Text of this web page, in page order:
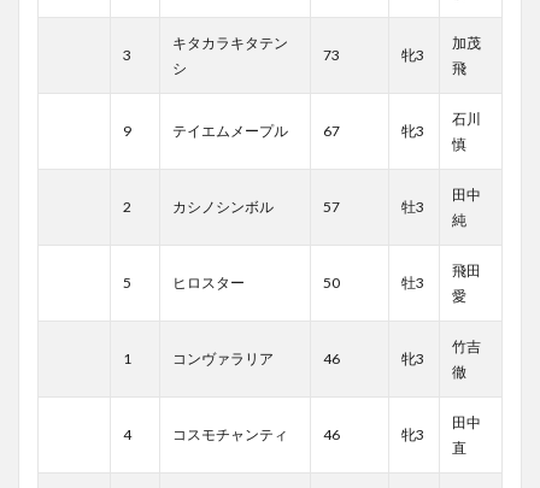
3
キタカラキタテン
シ
73 牝3
加茂
飛
9 テイエムメープル 67 牝3
石川
慎
2 カシノシンボル 57 牡3
田中
純
5 ヒロスター 50 牡3
飛田
愛
1 コンヴァラリア 46 牝3
竹吉
徹
4 コスモチャンティ 46 牝3
田中
直